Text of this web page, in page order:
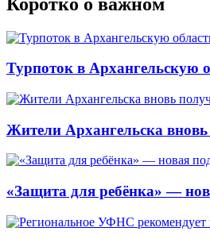
Турпоток в Архангельскую
Жители Архангельска вновь
«Защита для ребёнка» —